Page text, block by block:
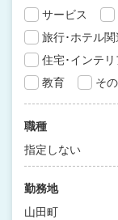
サービス
旅行･ホテル関
住宅･インテリ
教育
そ
職種
指定しない
勤務地
山田町